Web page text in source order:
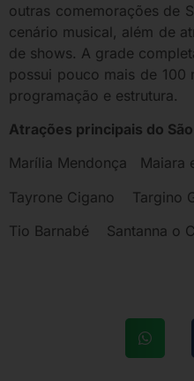
outras comemorações de
cenário musical, além de
de shows. A grade
possui pouco mais de 100
programação e estrutura.
Atrações principais do
Marília Mendonça
Tayrone Cigano
Tio Barnabé Santanna o